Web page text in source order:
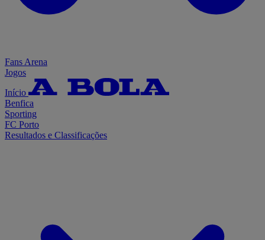
Fans Arena
Jogos
Início
Benfica
Sporting
FC Porto
Resultados e Classificações